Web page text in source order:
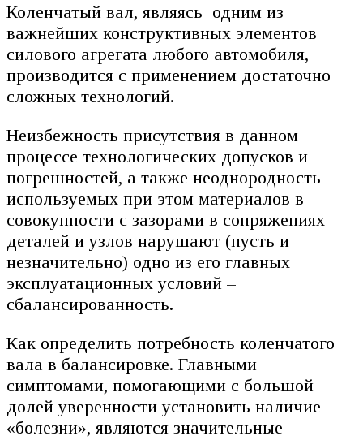
Коленчатый вал, являясь одним из
важнейших конструктивных элементов
силового агрегата любого автомобиля,
производится с применением достаточно
сложных технологий.
Неизбежность присутствия в данном
процессе технологических допусков и
погрешностей, а также неоднородность
используемых при этом материалов в
совокупности с зазорами в сопряжениях
деталей и узлов нарушают (пусть и
незначительно) одно из его главных
эксплуатационных условий –
сбалансированность.
Как определить потребность коленчатого
вала в балансировке. Главными
симптомами, помогающими с большой
долей уверенности установить наличие
«болезни», являются значительные